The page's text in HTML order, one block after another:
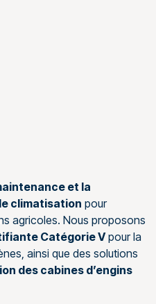
et la
climatisation pour
agricoles. Nous proposons
Catégorie Vpour la
ainsi que des solutions
des cabines d’engins